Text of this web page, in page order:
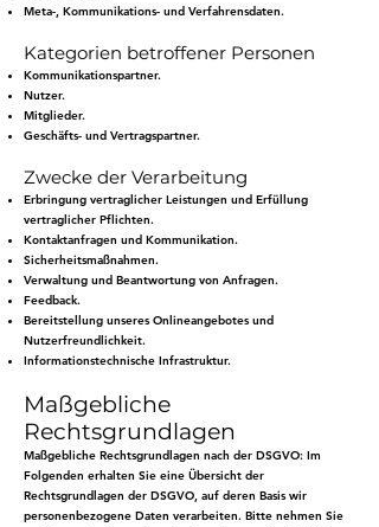
Meta-, Kommunikations- und Verfahrensdaten.
Kategorien betroffener Personen
Kommunikationspartner.
Nutzer.
Mitglieder.
Geschäfts- und Vertragspartner.
Zwecke der Verarbeitung
Erbringung vertraglicher Leistungen und Erfüllung
vertraglicher Pflichten.
Kontaktanfragen und Kommunikation.
Sicherheitsmaßnahmen.
Verwaltung und Beantwortung von Anfragen.
Feedback.
Bereitstellung unseres Onlineangebotes und
Nutzerfreundlichkeit.
Informationstechnische Infrastruktur.
Maßgebliche
Rechtsgrundlagen
Maßgebliche Rechtsgrundlagen nach der DSGVO: Im
Folgenden erhalten Sie eine Übersicht der
Rechtsgrundlagen der DSGVO, auf deren Basis wir
personenbezogene Daten verarbeiten. Bitte nehmen Sie